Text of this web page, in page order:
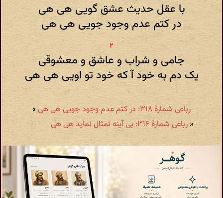
با عقل حدیث عشق گویی هی هی
در کتم عدم وجود جویی هی هی
جامی و شراب و عاشق و معشوقی
یک دم به خود آ که خود تو اویی هی هی
رباعی شمارهٔ ۳۱۸: در کتم عدم وجود جویی هی هی
»
« رباعی شمارهٔ ۳۱۶: بی آینه تمثال نماید هی هی